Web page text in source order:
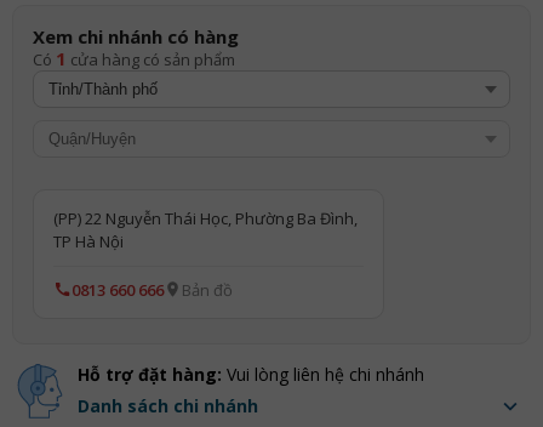
Xem chi nhánh có hàng
Có 1 cửa hàng có sản phẩm
(PP) 22 Nguyễn Thái Học, Phường Ba Đình,
TP Hà Nội
0813 660 666 Bản đồ
Hỗ trợ đặt hàng: Vui lòng liên hệ chi nhánh
Danh sách chi nhánh